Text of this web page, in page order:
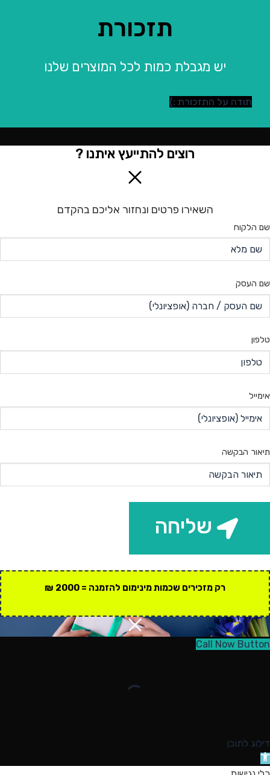
תזכורת
יש מגבלת כמות לכל המוצרים שלנו
תודה על התזכורת :)
רוצים להתייעץ איתנו ?
השאירו פרטים ונחזור אליכם בהקדם
שם הלקוח
שם העסק
טלפון
אימייל
תיאור הבקשה
שליחה
רק מזכירים שכמות מינימום להזמנה = 2000 ₪
Call Now Button
דילוג לתוכן
פתח